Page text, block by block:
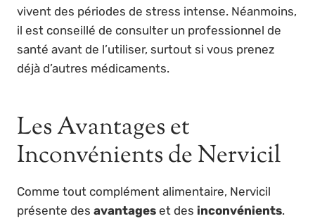
vivent des périodes de stress intense. Néanmoins,
il est conseillé de consulter un professionnel de
santé avant de l’utiliser, surtout si vous prenez
déjà d’autres médicaments.
Les Avantages et
Inconvénients de Nervicil
Comme tout complément alimentaire, Nervicil
présente des avantages et des inconvénients.